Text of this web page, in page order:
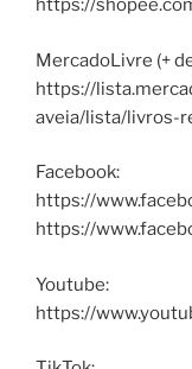
https://
MercadoLivre (+
https://
aveia/lista/livros-
Facebook:
https://
https://
Youtube:
https://